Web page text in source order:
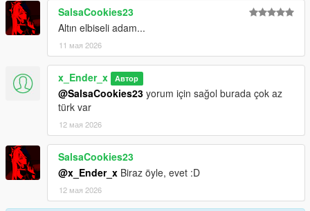
SalsaCookies23
Altın elbiseli adam...
11 мая 2026
x_Ender_x Автор
@SalsaCookies23 yorum için sağol burada çok az
türk var
12 мая 2026
SalsaCookies23
@x_Ender_x Biraz öyle, evet :D
12 мая 2026